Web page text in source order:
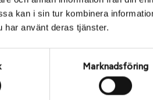
kan i sin tur kombinera
har använt deras tjänster.
Marknadsföring
i Göteborg. Välj mellan
dina däck ser vi till att de